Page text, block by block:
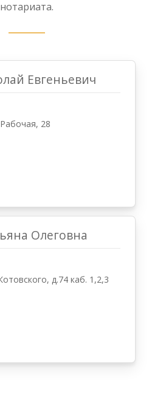
нотариата.
Евгеньевич
28
Олеговна
д.74 каб. 1,2,3